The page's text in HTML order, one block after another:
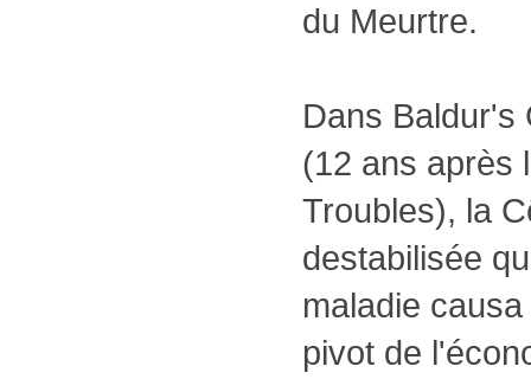
du Meurtre.
Dans Baldur's
(12 ans après
Troubles), la
destabilisée
maladie
pivot de